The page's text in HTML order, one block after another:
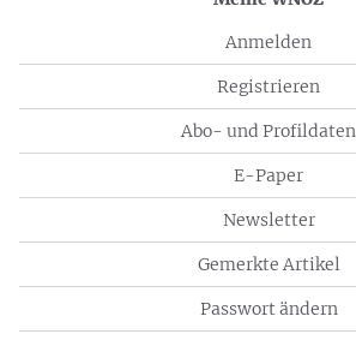
Anmelden
Registrieren
Abo- und Profildaten
E-Paper
Newsletter
Gemerkte Artikel
Passwort ändern